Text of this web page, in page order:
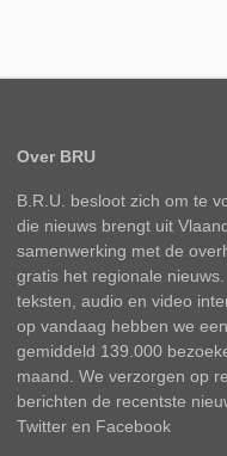
Over BRU
B.R.U. besloot zich om te
die nieuws brengt uit
samenwerking met de
gratis het regionale
teksten, audio en video
op vandaag hebben we
gemiddeld 139.000
maand. We verzorgen op
berichten de recentste
Twitter en Facebook